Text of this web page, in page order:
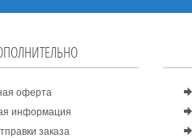
оферта
информация
заказа